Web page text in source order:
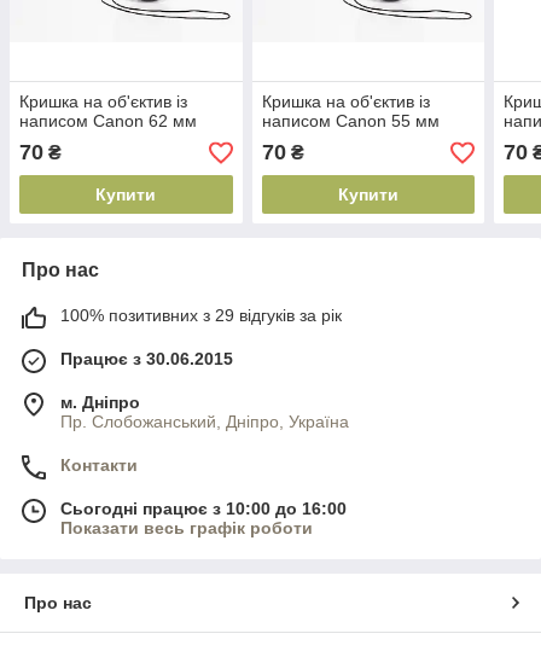
Кришка на об'єктив із
написом Canon 62 мм
70 ₴
Купити
Кришка на об'єктив із
написом Canon 55 мм
70₴
Купити
70
Про нас
100% позитивних з 29 відгуків за рік
Працює з 30.06.2015
м. Дніпро
Пр. Слобожанський, Дніпро, Україна
Контакти
Сьогодні працює з 10:00 до 16:00
Показати весь графік роботи
Про нас